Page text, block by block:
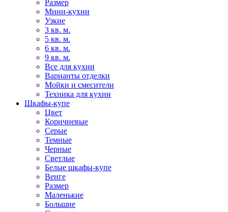
Размер
Мини-кухни
Узкие
3 кв. м.
5 кв. м.
6 кв. м.
9 кв. м.
Все для кухни
Варианты отделки
Мойки и смесители
Техника для кухни
Шкафы-купе
Цвет
Коричневые
Серые
Темные
Черные
Светлые
Белые шкафы-купе
Венге
Размер
Маленькие
Большие